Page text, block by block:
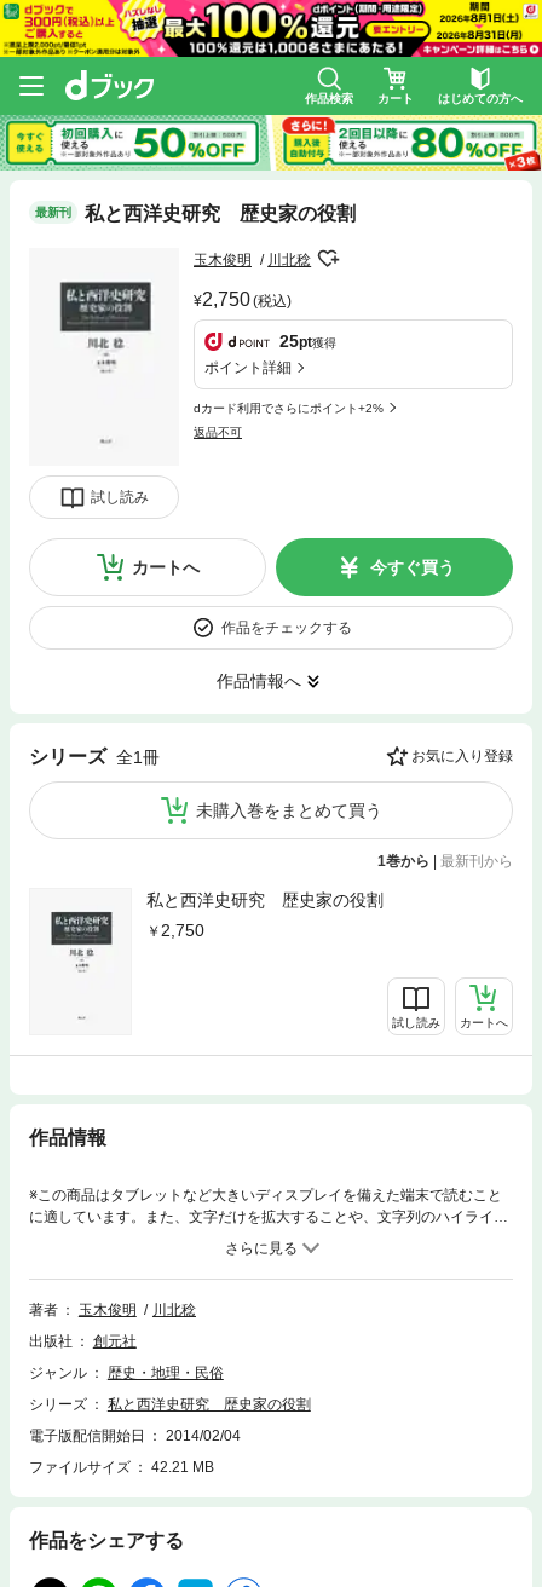
作品検索 カート はじめての方へ
最新刊 私と西洋史研究 歴史家の役割
試し読み
玉木俊明 川北稔
2,750(税込)
25pt獲得
ポイント詳細
dカード利用でさらにポイント+2%
返品不可
カートへ 今すぐ買う
作品をチェックする
作品情報へ
シリーズ 全1冊 お気に入り登録
未購入巻をまとめて買う
1巻から | 最新刊から
私と西洋史研究 歴史家の役割
2,750
試し読み カートへ
作品情報
※この商品はタブレットなど大きいディスプレイを備えた端末で読むこと
に適しています。また、文字だけを拡大することや、文字列のハイライ
ト、検索、辞書の参照、引用などの機能が使用できません。計量経済史、
生活史、世界システム論など、新しい手法を開拓しながら、戦後の西洋史
学界を牽引してきた著者の50年にわたる研究生活を総括。画期をなした諸
研究の背景、戦後史学会の動向、歴史学の意味と歴史家の役割など、碩学
る、待望の個人研究史=史学概論。
著者 玉木俊明
川北稔
出版社
創元社
ジャンル
歴史・地理・民俗
シリーズ
私と西洋史研究 歴史家の役割
電子版配信開始日
2014/02/04
ファイルサイズ
42.21 MB
作品をシェアする